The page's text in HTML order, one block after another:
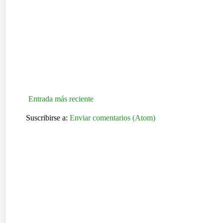
Entrada más reciente
Suscribirse a: Enviar comentarios (Atom)